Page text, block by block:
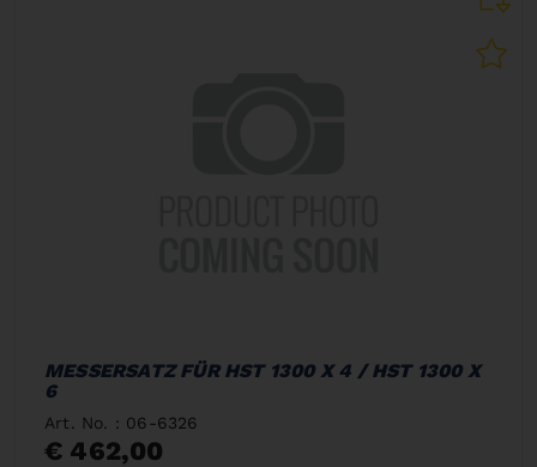
MESSERSATZ FÜR HST 1300 X 4 / HST 1300 X
6
Art. No. : 06-6326
€ 462,00